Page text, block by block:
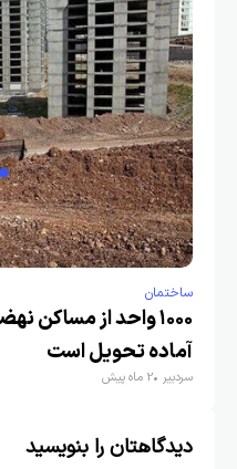
ساختمان
۱۰۰۰ واحد از مساکن
آماده تحویل است
سردبیر 2 ماه پیش
دیدگاهتان را بنویسید